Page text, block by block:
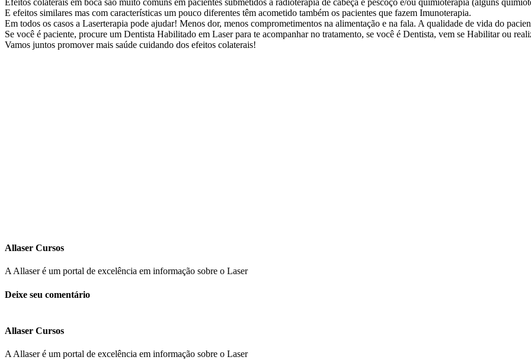
E efeitos similares mas com características um pouco diferentes têm acometido também os pacientes que fazem Imunoterapia.
Em todos os casos a Laserterapia pode ajudar! Menos dor, menos comprometimentos na alimentação e na fala. A qualidade de vida do
Se você é paciente, procure um Dentista Habilitado em Laser para te acompanhar no tratamento, se você é Dentista, vem se Habilitar ou
Vamos juntos promover mais saúde cuidando dos efeitos colaterais!
Allaser Cursos
A Allaser é um portal de excelência em informação sobre o Laser
Deixe seu comentário
Allaser Cursos
A Allaser é um portal de excelência em informação sobre o Laser